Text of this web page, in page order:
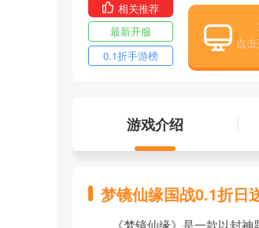
相关推荐
最新开服
0.1折手游榜
游戏介绍
梦镜仙缘国战0.1折日